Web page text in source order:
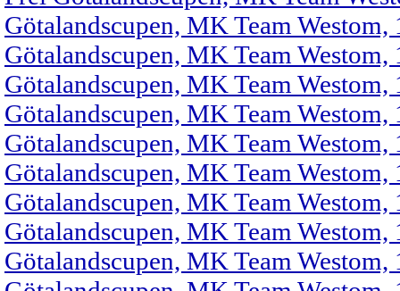
Götalandscupen, MK Team
Götalandscupen, MK Team
Götalandscupen, MK Team
Götalandscupen, MK Team
Götalandscupen, MK Team
Götalandscupen, MK Team
Götalandscupen, MK Team
Götalandscupen, MK Team
Götalandscupen, MK Team